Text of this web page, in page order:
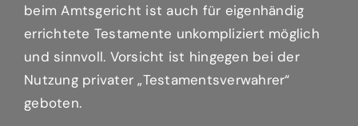
beim Amtsgericht ist auch für eigenhändig
errichtete Testamente unkompliziert möglich
und sinnvoll. Vorsicht ist hingegen bei der
Nutzung privater „Testamentsverwahrer“
geboten.